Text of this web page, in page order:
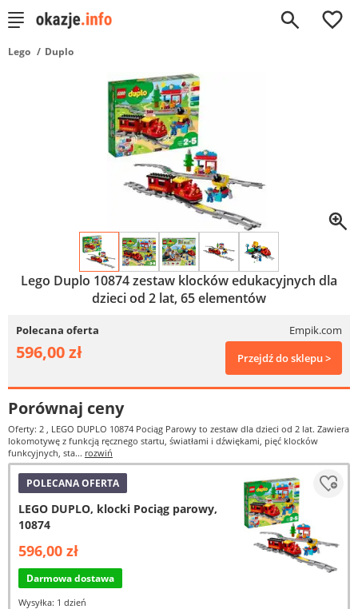
0
Lego Duplo
Lego Duplo 10874 zestaw klocków edukacyjnych dla
dzieci od 2 lat, 65 elementów
Polecana oferta Empik.com
596,00 zł Przejdź do sklepu >
Porównaj ceny
Oferty: 2 , LEGO DUPLO 10874 Pociąg Parowy to zestaw dla dzieci od 2 lat. Zawiera
lokomotywę z funkcją ręcznego startu, światłami i dźwiękami, pięć klocków
funkcyjnych, sta... rozwiń
POLECANA OFERTA
LEGO DUPLO, klocki Pociąg parowy,
10874
596,00 zł
Darmowa dostawa
Wysyłka: 1 dzień